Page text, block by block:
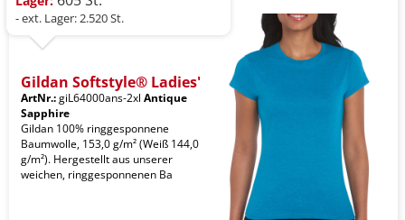
- ext. Lager: 2.520 St.
Gildan Softstyle® Ladies'
ArtNr.:giL64000ans-2xl Antique
Sapphire
Gildan 100% ringgesponnene
Baumwolle, 153,0 g/m² (Weiß 144,0
g/m²). Hergestellt aus unserer
weichen, ringgesponnenen Ba